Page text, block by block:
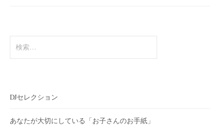
索:
DJセレクション
あなたが大切にしている「お子さんのお手紙」